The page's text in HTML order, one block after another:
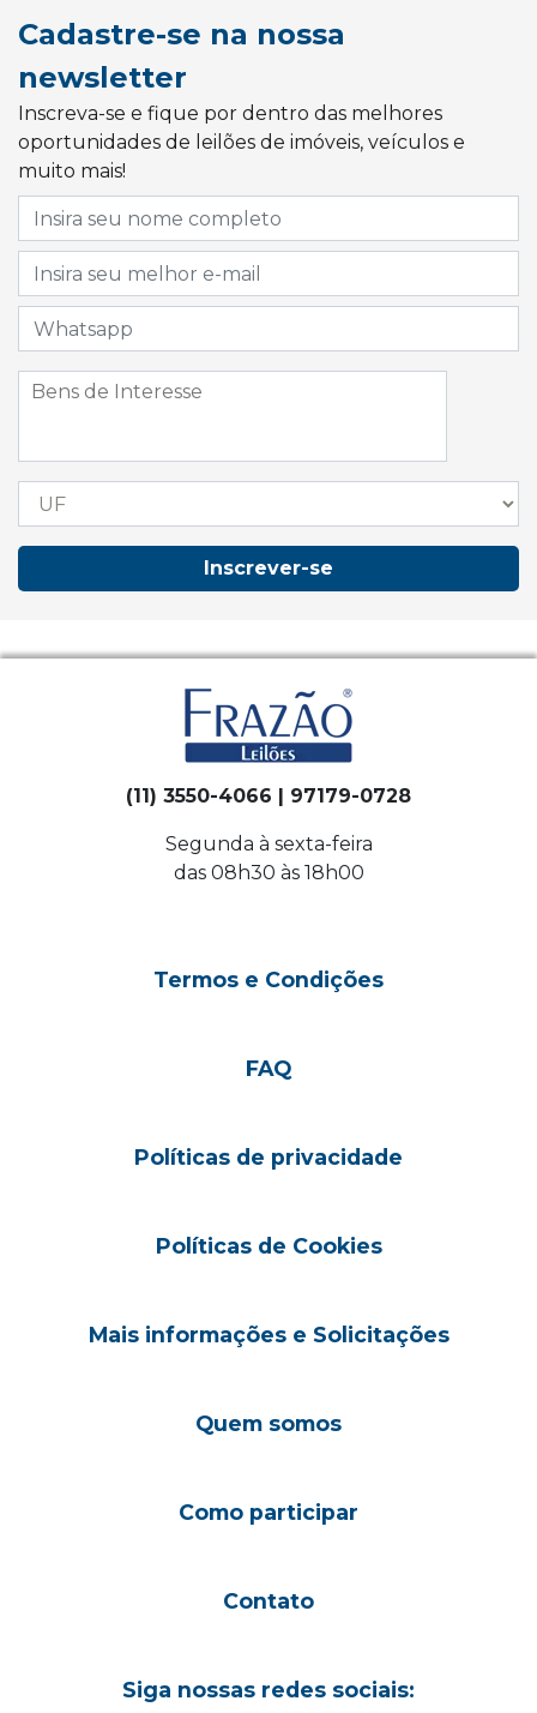
Cadastre-se na nossa
newsletter
Inscreva-se e fique por dentro das melhores
oportunidades de leilões de imóveis, veículos e
muito mais!
Inscrever-se
(11) 3550-4066 | 97179-0728
Segunda à sexta-feira
das 08h30 às 18h00
Termos e Condições
FAQ
Políticas de privacidade
Políticas de Cookies
Mais informações e Solicitações
Quem somos
Como participar
Contato
Siga nossas redes sociais: